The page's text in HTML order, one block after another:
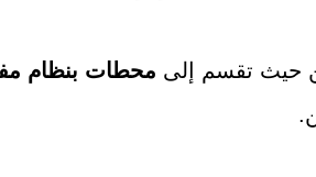
حيث تقسم إلى محطات بنظام